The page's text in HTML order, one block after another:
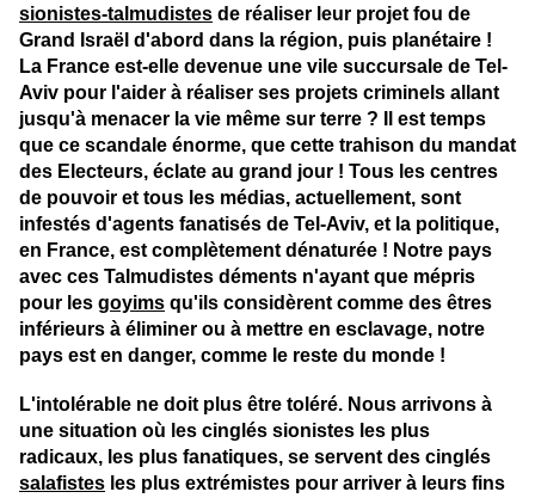
sionistes-talmudistes de réaliser leur projet fou de
Grand Israël d'abord dans la région, puis planétaire !
La France est-elle devenue une vile succursale de Tel-
Aviv pour l'aider à réaliser ses projets criminels allant
jusqu'à menacer la vie même sur terre ? Il est temps
que ce scandale énorme, que cette trahison du mandat
des Electeurs, éclate au grand jour ! Tous les centres
de pouvoir et tous les médias, actuellement, sont
infestés d'agents fanatisés de Tel-Aviv, et la politique,
en France, est complètement dénaturée ! Notre pays
avec ces Talmudistes déments n'ayant que mépris
pour les goyims qu'ils considèrent comme des êtres
inférieurs à éliminer ou à mettre en esclavage, notre
pays est en danger, comme le reste du monde !
L'intolérable ne doit plus être toléré. Nous arrivons à
une situation où les cinglés sionistes les plus
radicaux, les plus fanatiques, se servent des cinglés
salafistes les plus extrémistes pour arriver à leurs fins